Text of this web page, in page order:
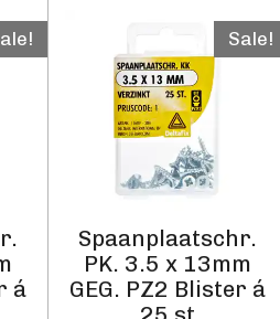
á
Sale!
Spaanplaatschr.
PK. 3.5 x 13mm
GEG. PZ2 Blister á